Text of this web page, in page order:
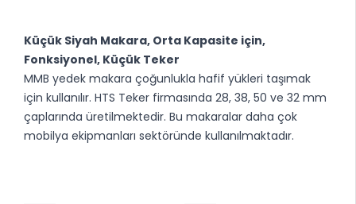
Küçük Siyah Makara, Orta Kapasite için,
Fonksiyonel, Küçük Teker
MMB yedek makara çoğunlukla hafif yükleri taşımak
için kullanılır. HTS Teker firmasında 28, 38, 50 ve 32 mm
çaplarında üretilmektedir. Bu makaralar daha çok
mobilya ekipmanları sektöründe kullanılmaktadır.